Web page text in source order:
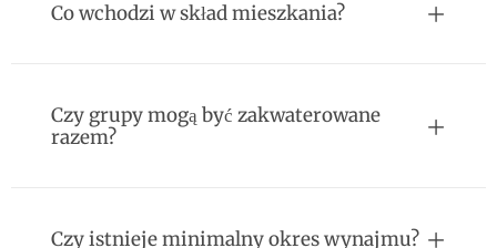
Co wchodzi w skład mieszkania?
Czy grupy mogą być zakwaterowane
razem?
Czy istnieje minimalny okres wynajmu?